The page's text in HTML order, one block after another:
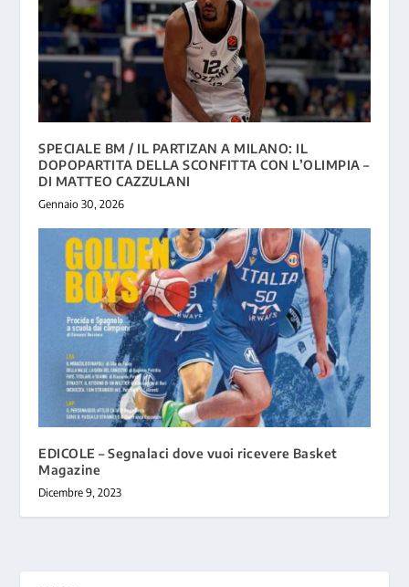
SPECIALE BM / IL PARTIZAN A MILANO: IL
DOPOPARTITA DELLA SCONFITTA CON L’OLIMPIA –
DI MATTEO CAZZULANI
Gennaio 30, 2026
EDICOLE – Segnalaci dove vuoi ricevere Basket
Magazine
Dicembre 9, 2023